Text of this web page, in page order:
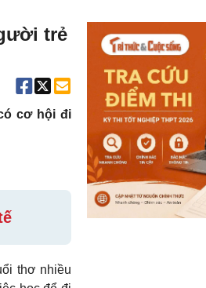
trẻ
cơ hội đi
thơ nhiều